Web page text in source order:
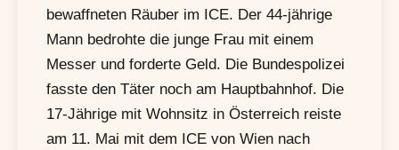
bewaffneten Räuber im ICE. Der 44-jährige
Mann bedrohte die junge Frau mit einem
Messer und forderte Geld. Die Bundespolizei
fasste den Täter noch am Hauptbahnhof. Die
17-Jährige mit Wohnsitz in Österreich reiste
am 11. Mai mit dem ICE von Wien nach